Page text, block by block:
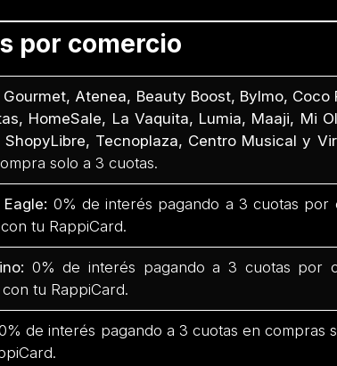
por comercio
Atenea, Beauty Boost, Bylmo, Coco
HomeSale, La Vaquita, Lumia, Maaji, Mi
ShopyLibre, Tecnoplaza, Centro Musical y
solo a 3 cuotas.
0% de interés pagando a 3 cuotas por
tu RappiCard.
0% de interés pagando a 3 cuotas por
tu RappiCard.
de interés pagando a 3 cuotas en compras